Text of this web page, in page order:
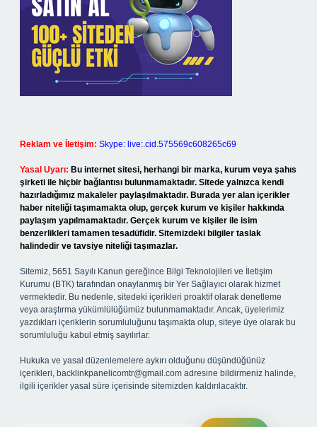
Reklam ve İletişim: Skype: live:.cid.575569c608265c69
Yasal Uyarı: Bu internet sitesi, herhangi bir marka, kurum veya şahıs
şirketi ile hiçbir bağlantısı bulunmamaktadır. Sitede yalnızca kendi
hazırladığımız makaleler paylaşılmaktadır. Burada yer alan içerikler
haber niteliği taşımamakta olup, gerçek kurum ve kişiler hakkında
paylaşım yapılmamaktadır. Gerçek kurum ve kişiler ile isim
benzerlikleri tamamen tesadüfidir. Sitemizdeki bilgiler taslak
halindedir ve tavsiye niteliği taşımazlar.
Sitemiz, 5651 Sayılı Kanun gereğince Bilgi Teknolojileri ve İletişim
Kurumu (BTK) tarafından onaylanmış bir Yer Sağlayıcı olarak hizmet
vermektedir. Bu nedenle, sitedeki içerikleri proaktif olarak denetleme
veya araştırma yükümlülüğümüz bulunmamaktadır. Ancak, üyelerimiz
yazdıkları içeriklerin sorumluluğunu taşımakta olup, siteye üye olarak bu
sorumluluğu kabul etmiş sayılırlar.
Hukuka ve yasal düzenlemelere aykırı olduğunu düşündüğünüz
içerikleri, backlinkpanelicomtr@gmail.com adresine bildirmeniz halinde,
ilgili içerikler yasal süre içerisinde sitemizden kaldırılacaktır.